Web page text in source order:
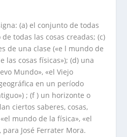
(a) el conjunto de todas
todas las cosas creadas; (c)
de una clase («e l mundo de
las cosas físicas»); (d) una
Mundo», «el Viejo
en un período
; (f ) un horizonte o
ciertos saberes, cosas,
mundo de la física», «el
José Ferrater Mora.